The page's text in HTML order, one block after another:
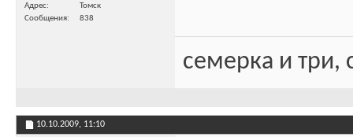
Адрес
Томск
Сообщения
838
семерка и три,
10.10.2009, 11:10